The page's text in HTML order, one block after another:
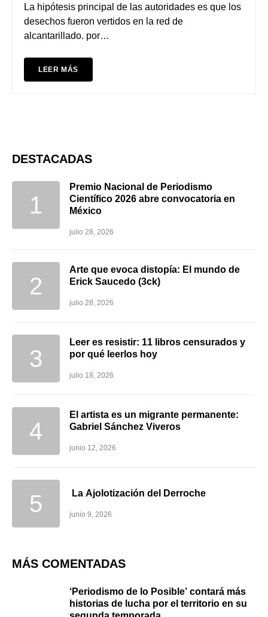
La hipótesis principal de las autoridades es que los
desechos fueron vertidos en la red de
alcantarillado. por…
LEER MÁS
DESTACADAS
Premio Nacional de Periodismo
Científico 2026 abre convocatoria en
México
julio 28, 2026
Arte que evoca distopía: El mundo de
Erick Saucedo (3ck)
julio 28, 2026
Leer es resistir: 11 libros censurados y
por qué leerlos hoy
julio 18, 2026
El artista es un migrante permanente:
Gabriel Sánchez Viveros
junio 12, 2026
La Ajolotización del Derroche
junio 9, 2026
MÁS COMENTADAS
‘Periodismo de lo Posible’ contará más
historias de lucha por el territorio en su